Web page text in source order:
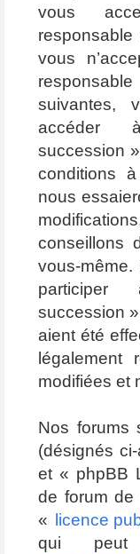
vous
vous
suivantes,
accéder
succession
conditions
nous
conseillons
vous-même.
succession
aient été
légalement
modifiées et
Nos forums
(désignés
et « phpBB
de forum de
«
licence
qui peut